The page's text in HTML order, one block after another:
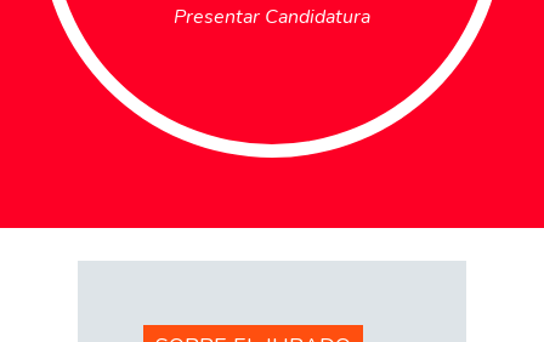
Presentar Candidatura